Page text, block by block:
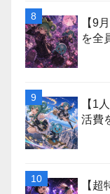
【9
を全
【1
活費
【